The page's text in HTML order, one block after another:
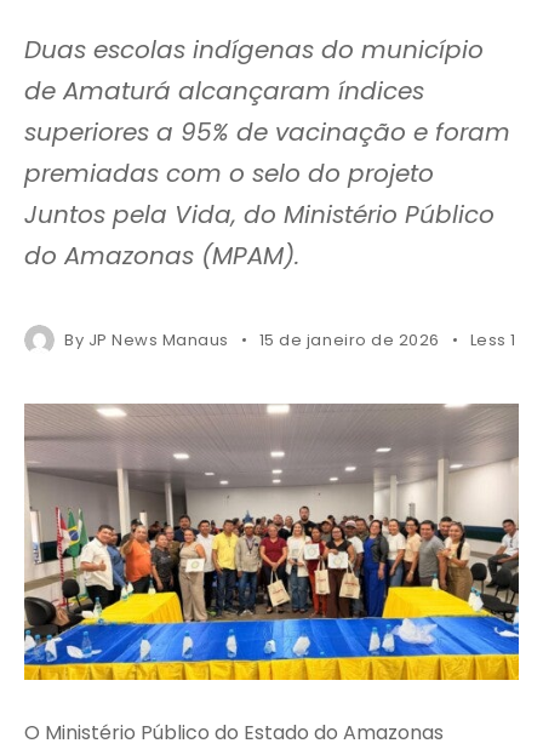
Duas escolas indígenas do município
de Amaturá alcançaram índices
superiores a 95% de vacinação e foram
premiadas com o selo do projeto
Juntos pela Vida, do Ministério Público
do Amazonas (MPAM).
By JP News Manaus 15 de janeiro de 2026 Less 1
O Ministério Público do Estado do Amazonas